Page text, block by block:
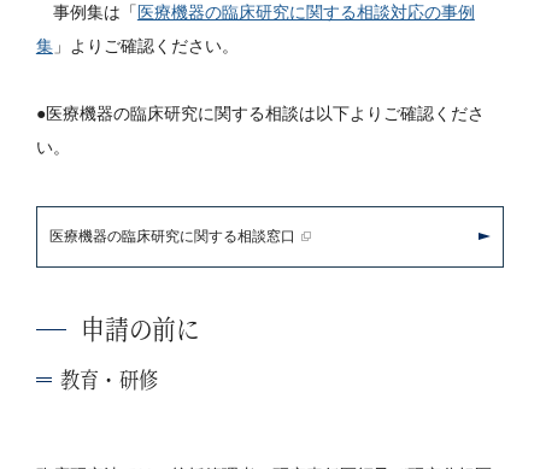
事例集は「医療機器の臨床研究に関する相談対応の事例
集」よりご確認ください。
●医療機器の臨床研究に関する相談は以下よりご確認くださ
い。
医療機器の臨床研究に関する相談窓口
申請の前に
教育・研修